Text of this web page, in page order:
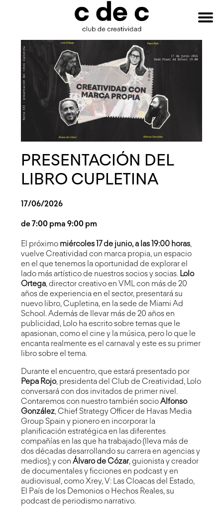
HAZTE
PRESENTACIÓN DEL
LIBRO CUPLETINA
17/06/2026
de 7:00 pma 9:00 pm
El próximo miércoles 17 de junio, a las 19:00 horas,
vuelve Creatividad con marca propia, un espacio
en el que tenemos la oportunidad de explorar el
lado más artístico de nuestros socios y socias. Lolo
Ortega, director creativo en VML con más de 20
años de experiencia en el sector, presentará su
nuevo libro, Cupletina, en la sede de Miami Ad
School. Además de llevar más de 20 años en
publicidad, Lolo ha escrito sobre temas que le
apasionan, como el cine y la música, pero lo que le
encanta realmente es el carnaval y este es su primer
libro sobre el tema.
Durante el encuentro, que estará presentado por
Pepa Rojo, presidenta del Club de Creatividad, Lolo
conversará con dos invitados de primer nivel.
Contaremos con nuestro también socioAlfonso
González, Chief Strategy Officer de Havas Media
Group Spain y pionero en incorporar la
planificación estratégica en las diferentes
compañías en las que ha trabajado (lleva más de
dos décadas desarrollando su carrera en agencias y
medios); y conÁlvaro de Cózar, guionista y creador
de documentales y ficciones en podcast y en
audiovisual, como Xrey, V: Las Cloacas del Estado,
El País de los Demonios o Hechos Reales, su
podcast de periodismo narrativo.